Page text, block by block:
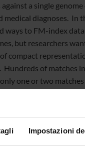
Impostazioni
a single genome
medical diagnoses. In
ways to FM-index
but researchers
compact
Hundreds of matches
one or two
they match in the
of the read and
but not on the number
now closing in on that